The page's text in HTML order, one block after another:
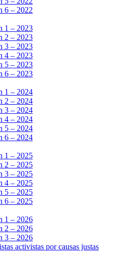
6 – 2022
1 – 2023
2 – 2023
3 – 2023
4 – 2023
5 – 2023
6 – 2023
1 – 2024
2 – 2024
3 – 2024
4 – 2024
5 – 2024
6 – 2024
1 – 2025
2 – 2025
3 – 2025
4 – 2025
5 – 2025
6 – 2025
1 – 2026
2 – 2026
3 – 2026
activistas por causas justas